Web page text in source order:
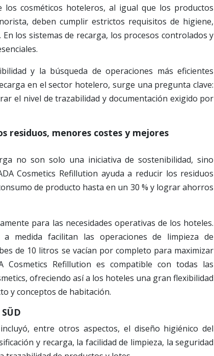
los cosméticos hoteleros, al igual que los productos
deben cumplir estrictos requisitos de higiene,
los sistemas de recarga, los procesos controlados y
y la búsqueda de operaciones más eficientes
en el sector hotelero, surge una pregunta clave:
el nivel de trazabilidad y documentación exigido por
residuos, menores costes y mejores
no son solo una iniciativa de sostenibilidad, sino
Cosmetics Refillution ayuda a reducir los residuos
de producto hasta en un 30 % y lograr ahorros
para las necesidades operativas de los hoteles.
medida facilitan las operaciones de limpieza de
de 10 litros se vacían por completo para maximizar
Cosmetics Refillution es compatible con todas las
ofreciendo así a los hoteles una gran flexibilidad
y conceptos de habitación.
entre otros aspectos, el diseño higiénico del
y recarga, la facilidad de limpieza, la seguridad